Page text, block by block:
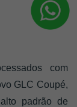
com
GLC Coupé,
padrão de